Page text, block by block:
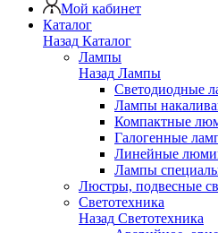
Мой кабинет
Каталог
Назад Каталог
Лампы
Назад Лампы
Светодиодные
Лампы
Компактные
Галогенные
Линейные
Лампы
Люстры, подвесные
Светотехника
Назад Светотехника